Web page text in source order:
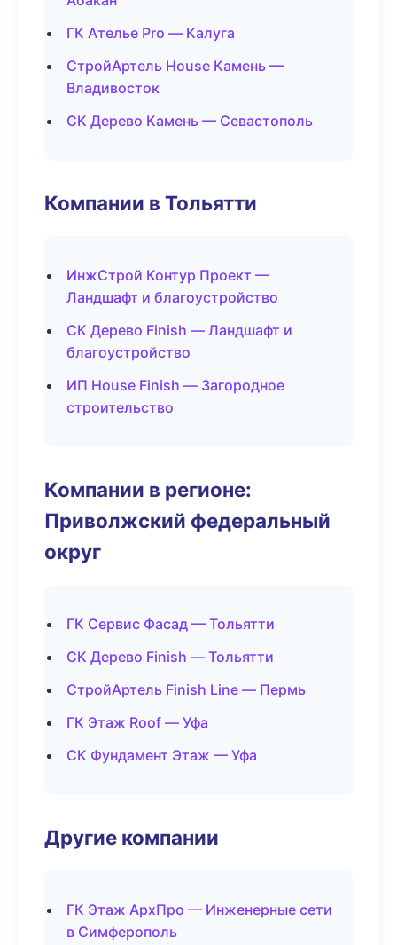
ГК Ателье Pro — Калуга
СтройАртель House Камень —
Владивосток
СК Дерево Камень — Севастополь
Компании в Тольятти
ИнжСтрой Контур Проект —
Ландшафт и благоустройство
СК Дерево Finish — Ландшафт и
благоустройство
ИП House Finish — Загородное
строительство
Компании в регионе:
Приволжский федеральный
округ
ГК Сервис Фасад — Тольятти
СК Дерево Finish — Тольятти
СтройАртель Finish Line — Пермь
ГК Этаж Roof — Уфа
СК Фундамент Этаж — Уфа
Другие компании
ГК Этаж АрхПро — Инженерные сети
в Симферополь